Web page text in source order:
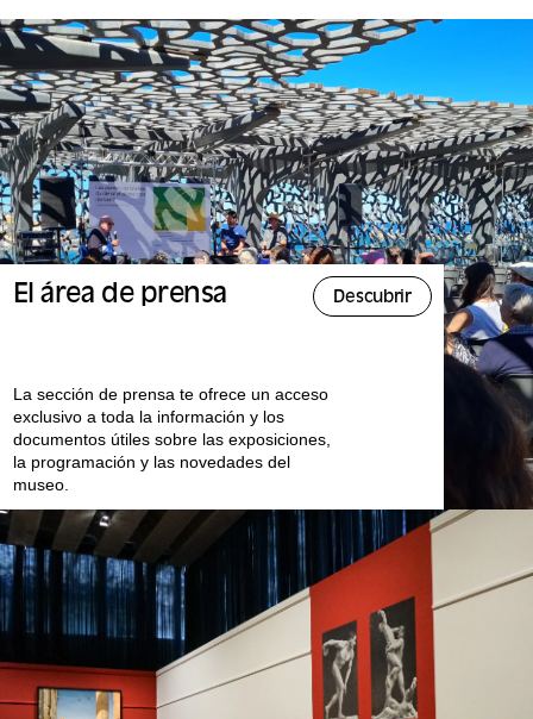
El área de prensa Descubrir
La sección de prensa te ofrece un acceso
exclusivo a toda la información y los
documentos útiles sobre las exposiciones,
la programación y las novedades del
museo.